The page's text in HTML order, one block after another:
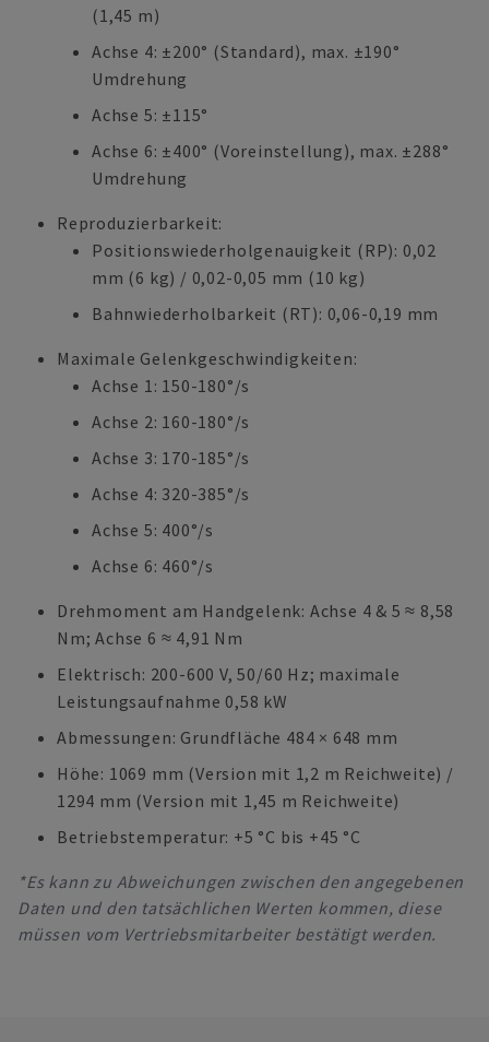
(1,45 m)
Achse 4: ±200° (Standard), max. ±190°
Umdrehung
Achse 5: ±115°
Achse 6: ±400° (Voreinstellung), max. ±288°
Umdrehung
Reproduzierbarkeit:
Positionswiederholgenauigkeit (RP): 0,02
mm (6 kg) / 0,02-0,05 mm (10 kg)
Bahnwiederholbarkeit (RT): 0,06-0,19 mm
Maximale Gelenkgeschwindigkeiten:
Achse 1: 150-180°/s
Achse 2: 160-180°/s
Achse 3: 170-185°/s
Achse 4: 320-385°/s
Achse 5: 400°/s
Achse 6: 460°/s
Drehmoment am Handgelenk: Achse 4 & 5 ≈ 8,58
Nm; Achse 6 ≈ 4,91 Nm
Elektrisch: 200-600 V, 50/60 Hz; maximale
Leistungsaufnahme 0,58 kW
Abmessungen: Grundfläche 484 × 648 mm
Höhe: 1069 mm (Version mit 1,2 m Reichweite) /
1294 mm (Version mit 1,45 m Reichweite)
Betriebstemperatur: +5 °C bis +45 °C
*Es kann zu Abweichungen zwischen den angegebenen
Daten und den tatsächlichen Werten kommen, diese
müssen vom Vertriebsmitarbeiter bestätigt werden.